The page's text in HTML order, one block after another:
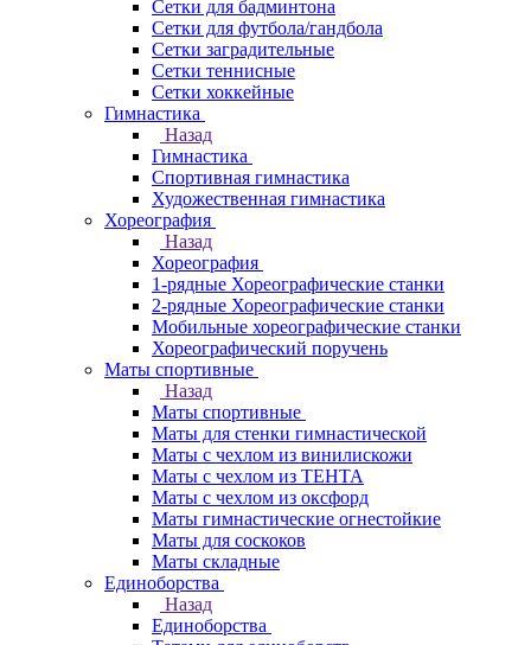
Сетки для бадминтона
Сетки для футбола/гандбола
Сетки заградительные
Сетки теннисные
Сетки хоккейные
Гимнастика
Назад
Гимнастика
Спортивная гимнастика
Художественная гимнастика
Хореография
Назад
Хореография
1-рядные Хореографические станки
2-рядные Хореографические станки
Мобильные хореографические станки
Хореографический поручень
Маты спортивные
Назад
Маты спортивные
Маты для стенки гимнастической
Маты с чехлом из винилискожи
Маты с чехлом из ТЕНТА
Маты с чехлом из оксфорд
Маты гимнастические огнестойкие
Маты для соскоков
Маты складные
Единоборства
Назад
Единоборства